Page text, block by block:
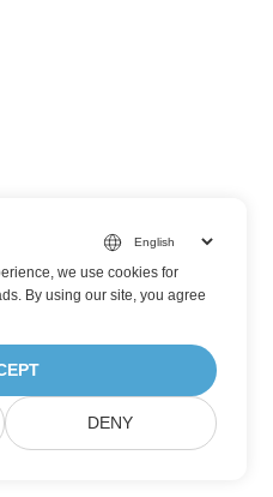
we use cookies for
By using our site, you agree
DENY